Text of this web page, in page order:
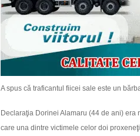
A spus că traficantul fiicei sale este un
Declaraţia Dorinei Alamaru (44 de ani)
care una dintre victimele celor doi